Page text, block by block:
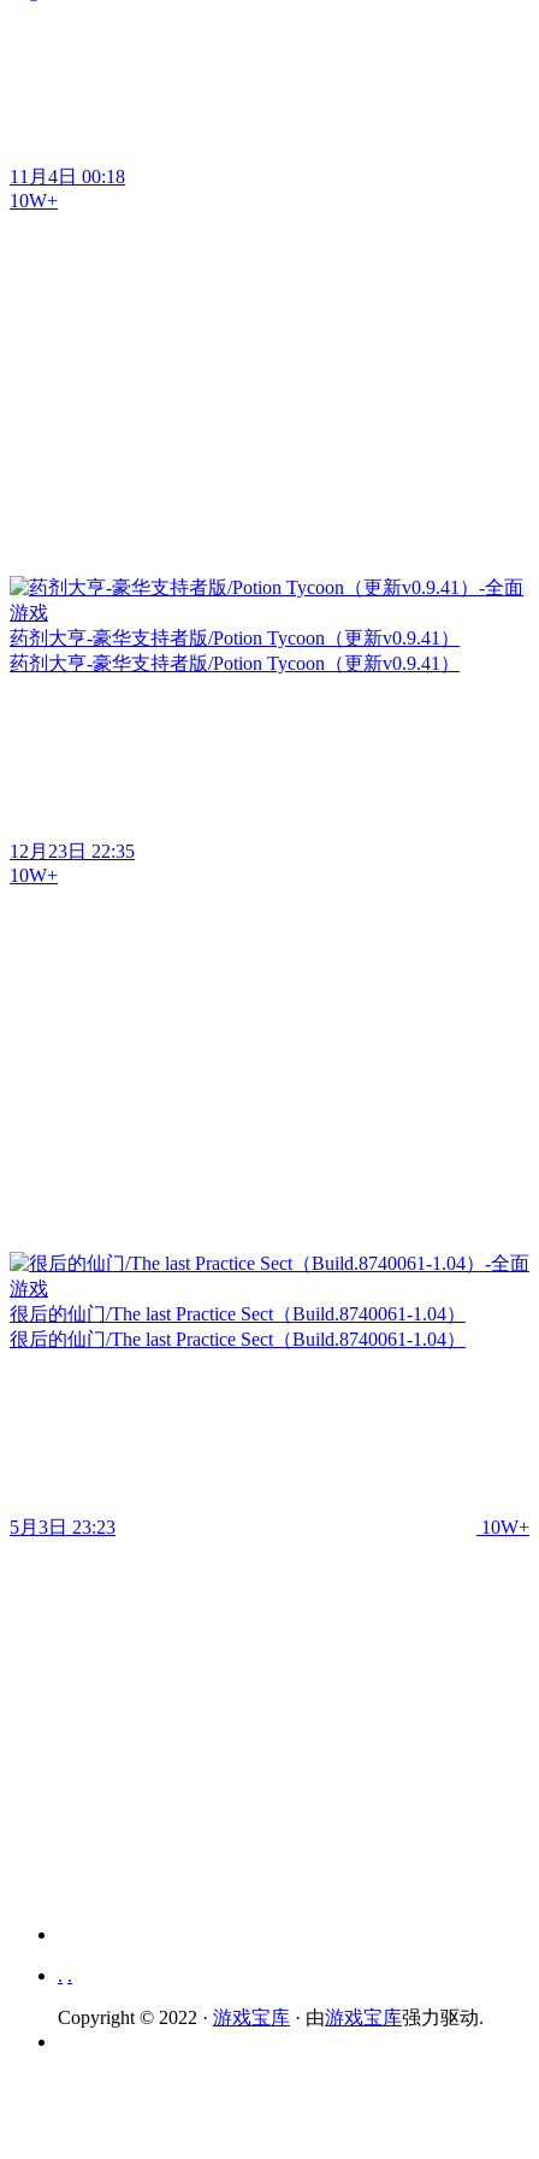
11月4日 00:18
10W+
药剂大亨-豪华支持者版/Potion Tycoon（更新v0.9.41）
药剂大亨-豪华支持者版/Potion Tycoon（更新v0.9.41）
12月23日 22:35
10W+
很后的仙门/The last Practice Sect（Build.8740061-1.04）
很后的仙门/The last Practice Sect（Build.8740061-1.04）
5月3日 23:23 10W+
. .
Copyright © 2022 · 游戏宝库 · 由游戏宝库强力驱动.